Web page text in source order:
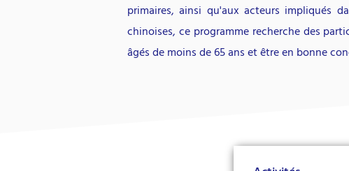
primaires, ainsi qu'aux acteurs impliqués
chinoises, ce programme recherche des
âgés de moins de 65 ans et être en bonne